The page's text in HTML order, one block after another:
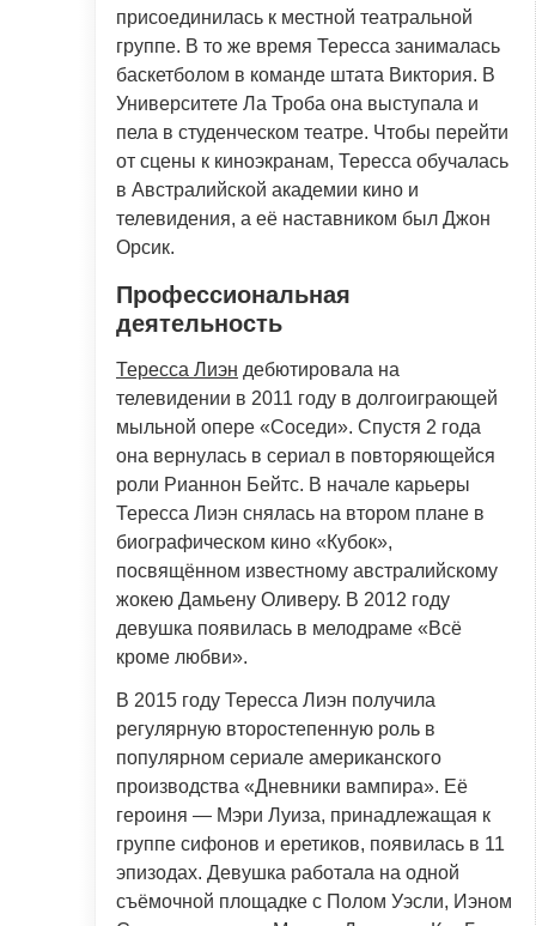
присоединилась к местной театральной
группе. В то же время Тересса занималась
баскетболом в команде штата Виктория. В
Университете Ла Троба она выступала и
пела в студенческом театре. Чтобы перейти
от сцены к киноэкранам, Тересса обучалась
в Австралийской академии кино и
телевидения, а её наставником был Джон
Орсик.
Профессиональная
деятельность
Тересса Лиэн дебютировала на
телевидении в 2011 году в долгоиграющей
мыльной опере «Соседи». Спустя 2 года
она вернулась в сериал в повторяющейся
роли Рианнон Бейтс. В начале карьеры
Тересса Лиэн снялась на втором плане в
биографическом кино «Кубок»,
посвящённом известному австралийскому
жокею Дамьену Оливеру. В 2012 году
девушка появилась в мелодраме «Всё
кроме любви».
В 2015 году Тересса Лиэн получила
регулярную второстепенную роль в
популярном сериале американского
производства «Дневники вампира». Её
героиня — Мэри Луиза, принадлежащая к
группе сифонов и еретиков, появилась в 11
эпизодах. Девушка работала на одной
съёмочной площадке с Полом Уэсли, Иэном